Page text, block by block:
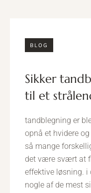
BLOG
sikker tandblegning: metoder
til et
tandblegning er
opnå et hvidere
så mange
det være svært at
effektive løsning. i
nogle af de mest